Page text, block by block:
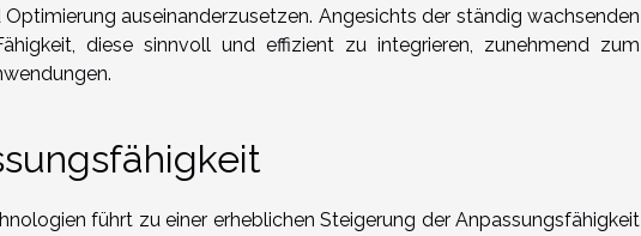
auseinanderzusetzen. Angesichts der ständig wachsenden
diese sinnvoll und effizient zu integrieren, zunehmend zum
führt zu einer erheblichen Steigerung der Anpassungsfähigkeit